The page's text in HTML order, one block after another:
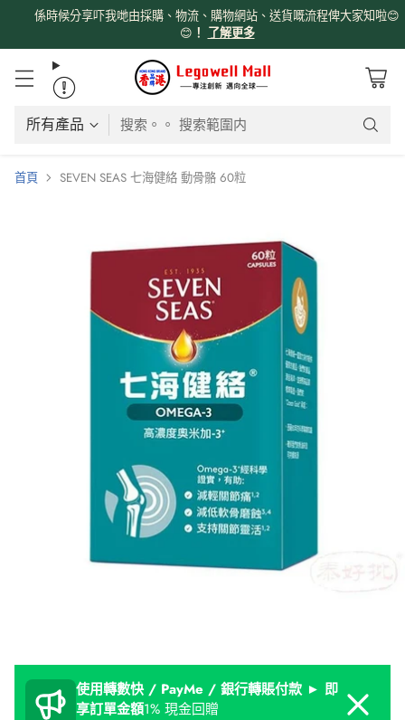
係時候分享吓我哋由採購、物流、購物網站、送貨嘅流程俾大家知啦😊
😊 ！ 了解更多
搜索。。 搜索範圍内
首頁 SEVEN SEAS 七海健絡 動骨骼 60粒
使用轉數快 / PayMe / 銀行轉賬付款 ► 即
享訂單金額1% 現金回贈
Dismiss